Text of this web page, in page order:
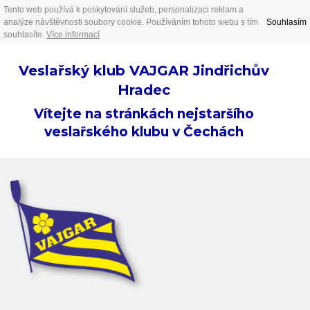
Tento web používá k poskytování služeb, personalizaci reklam a
analýze návštěvnosti soubory cookie. Používáním tohoto webu s tím
souhlasíte. Více informací
Souhlasím
Veslařský klub VAJGAR Jindřichův
Hradec
Vítejte na stránkách nejstaršího
veslařského klubu v Čechách